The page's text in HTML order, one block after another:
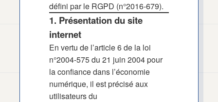
défini par le RGPD (n°2016-679).
1. Présentation du site
internet
En vertu de l’article 6 de la loi
n°2004-575 du 21 juin 2004 pour
la confiance dans l’économie
numérique, il est précisé aux
utilisateurs du